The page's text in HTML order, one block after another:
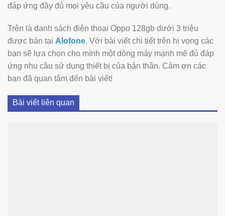
đáp ứng đầy đủ mọi yêu cầu của người dùng.
Trên là danh sách điện thoại Oppo 128gb dưới 3 triệu
được bán tại Alofone. Với bài viết chi tiết trên hi vọng các
bạn sẽ lựa chọn cho mình một dòng máy mạnh mẽ đủ đáp
ứng nhu cầu sử dụng thiết bị của bản thân. Cảm ơn các
bạn đã quan tâm đến bài viết!
Bài viết liên quan